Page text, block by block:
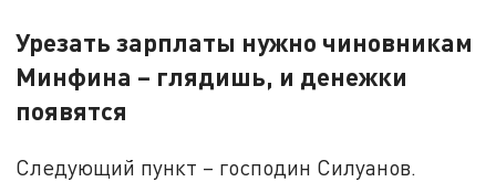
Урезать зарплаты нужно чиновникам
Минфина – глядишь, и денежки
появятся
Следующий пункт – господин Силуанов.